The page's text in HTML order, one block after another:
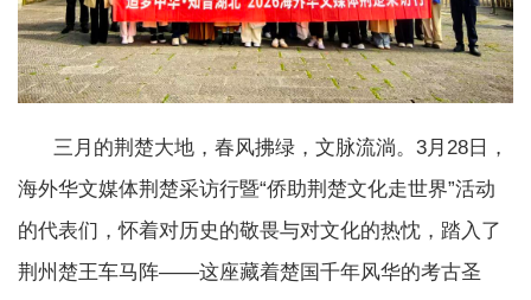
三月的荆楚大地，春风拂绿，文脉流淌。3月28日，
海外华文媒体荆楚采访行暨“侨助荆楚文化走世界”活动
的代表们，怀着对历史的敬畏与对文化的热忱，踏入了
荆州楚王车马阵——这座藏着楚国千年风华的考古圣